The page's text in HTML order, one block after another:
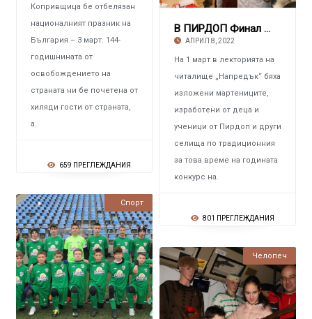
Копривщица бе отбелязан
националният празник на
България – 3 март. 144-
годишнината от
освобождението на
страната ни бе почетена от
хиляди гости от страната,
а.
659 ПРЕГЛЕЖДАНИЯ
В ПИРДОП Финал на конкурса „Мартеница за здр
АПРИЛ 8, 2022
На 1 март в лекторията на
читалище „Напредък“ бяха
изложени мартениците,
изработени от деца и
ученици от Пирдоп и други
селища по традиционния
за това време на годината
конкурс на.
801 ПРЕГЛЕЖДАНИЯ
Новини
Спорт
Челопеч